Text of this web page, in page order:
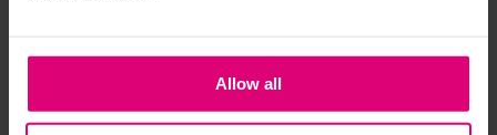
Allow all
€ 149,95
€ 149,95